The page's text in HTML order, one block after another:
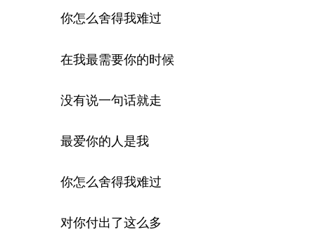
你怎么舍得我难过
在我最需要你的时候
没有说一句话就走
最爱你的人是我
你怎么舍得我难过
对你付出了这么多